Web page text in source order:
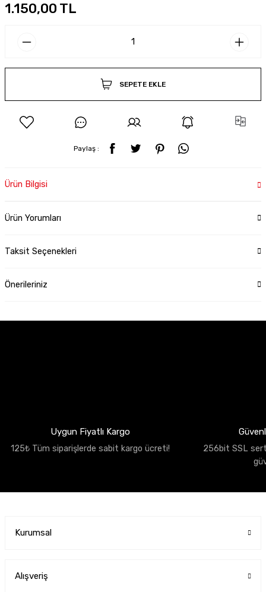
1.150,00 TL
SEPETE EKLE
Paylaş :
Ürün Bilgisi
Ürün Yorumları
Taksit Seçenekleri
Önerileriniz
Uygun Fiyatlı Kargo
125₺ Tüm siparişlerde sabit kargo ücreti!
256bit SSL
Kurumsal
Alışveriş